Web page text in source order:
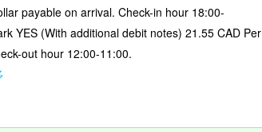
payable on arrival. Check-in hour 18:00-
YES (With additional debit notes) 21.55 CAD Per
out hour 12:00-11:00.